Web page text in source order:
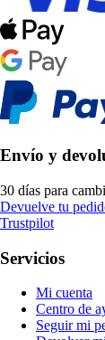
Envío y
30 días para
Devuelve tu
Trustpilot
Servicios
Mi cuenta
Centro de
Seguir mi